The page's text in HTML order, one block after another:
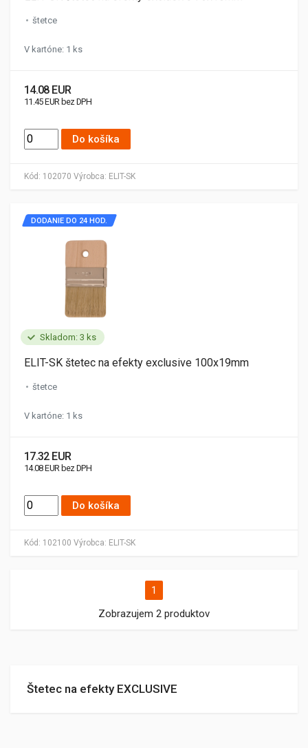
Štetec na efekty EXCLUSIVE
Kód: 102070 Výrobca: ELIT-SK
štetce
V kartóne: 1 ks
14.08 EUR
11.45 EUR bez DPH
Do košíka
Skladom: 3 ks
Kód: 102100 Výrobca: ELIT-SK
DODANIE DO 24 HOD.
ELIT-SK štetec na efekty exclusive 100x19mm
štetce
V kartóne: 1 ks
17.32 EUR
14.08 EUR bez DPH
Do košíka
1
Zobrazujem 2 produktov